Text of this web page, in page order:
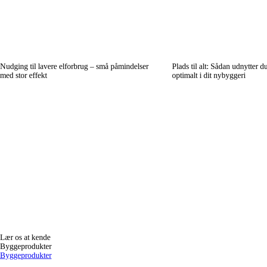
Nudging til lavere elforbrug – små påmindelser
med stor effekt
Plads til alt: Sådan udnytter
optimalt i dit nybyggeri
Lær os at kende
Byggeprodukter
Byggeprodukter